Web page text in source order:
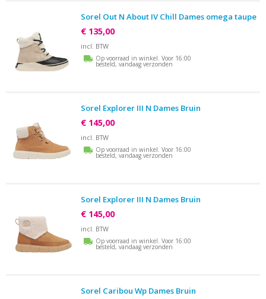
Sorel Out N About IV Chill Dames omega taupe
€ 135,00
incl. BTW
Op voorraad in winkel. Voor 16:00
besteld, vandaag verzonden
Sorel Explorer III N Dames Bruin
€ 145,00
incl. BTW
Op voorraad in winkel. Voor 16:00
besteld, vandaag verzonden
Sorel Explorer III N Dames Bruin
€ 145,00
incl. BTW
Op voorraad in winkel. Voor 16:00
besteld, vandaag verzonden
Sorel Caribou Wp Dames Bruin